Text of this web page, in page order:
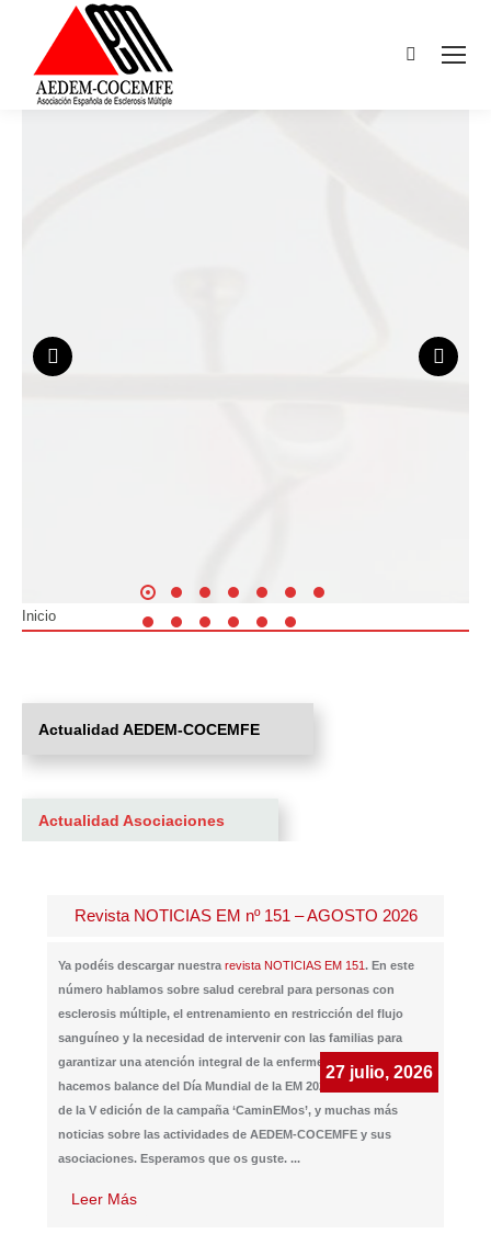
Buscar:
Estás aquí:
Inicio
Actualidad AEDEM-COCEMFE
Actualidad Asociaciones
Revista NOTICIAS EM nº 151 – AGOSTO 2026
Ya podéis descargar nuestra revista NOTICIAS EM 151. En este
número hablamos sobre salud cerebral para personas con
esclerosis múltiple, el entrenamiento en restricción del flujo
sanguíneo y la necesidad de intervenir con las familias para
garantizar una atención integral de la enfermedad. También
hacemos balance del Día Mundial de la EM 2026, del lanzamiento
de la V edición de la campaña ‘CaminEMos’, y muchas más
noticias sobre las actividades de AEDEM-COCEMFE y sus
asociaciones. Esperamos que os guste. ...
Leer Más
27 julio, 2026